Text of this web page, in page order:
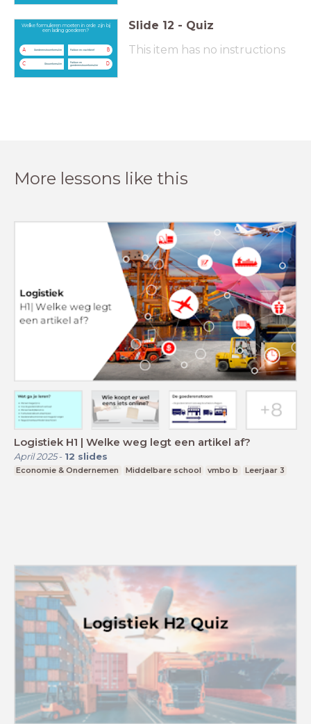
Welke formulieren moeten in orde zijn bij
een lading goederen?
A Goederenstroomformulier B
Pakbon en vrachtbrief
C Stroomformulier D
Pakbon en
goederenstroomformulier
Slide 12 - Quiz
This item has no instructions
More lessons like this
Logistiek H1 | Welke weg legt een artikel af?
April 2025- 12 slides
Economie & Ondernemen Middelbare school vmbo b Leerjaar 3